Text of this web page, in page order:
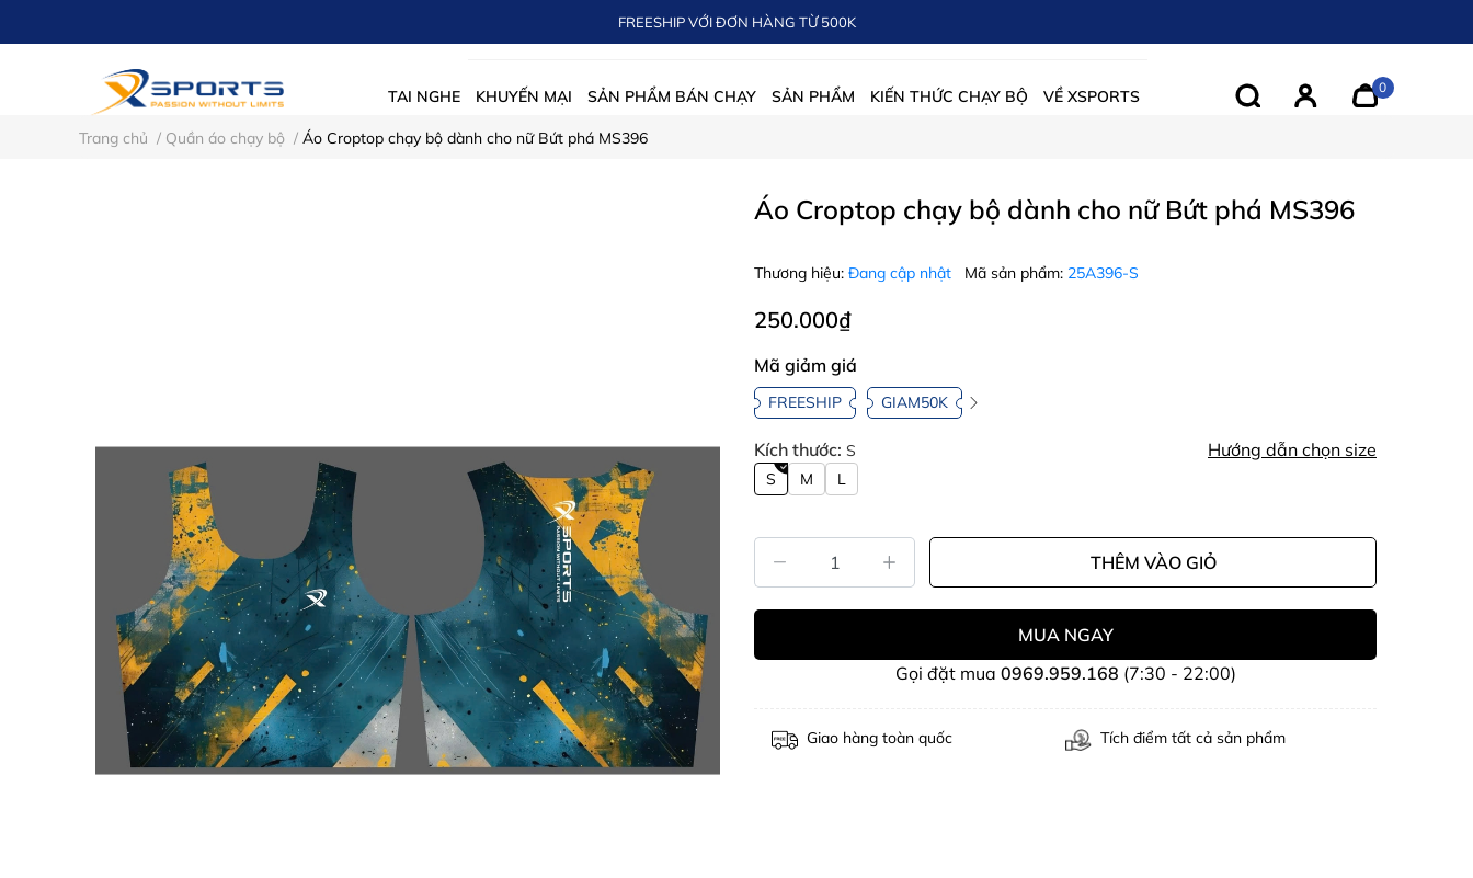
FREESHIP VỚI ĐƠN HÀNG TỪ 500K
TAI NGHE KHUYẾN MẠI SẢN PHẨM BÁN CHẠY SẢN PHẨM KIẾN THỨC CHẠY BỘ VỀ XSPORTS 0
Trang chủ / Quần áo chạy bộ / Áo Croptop chạy bộ dành cho nữ Bứt phá MS396
Áo Croptop chạy bộ dành cho nữ Bứt phá MS396
Thương hiệu: Đang cập nhật Mã sản phẩm: 25A396-S
250.000₫
Mã giảm giá
FREESHIP GIAM50K
Kích thước: S Hướng dẫn chọn size
S M L
THÊM VÀO GIỎ
MUA NGAY
Gọi đặt mua 0969.959.168 (7:30 - 22:00)
Giao hàng toàn quốc Tích điểm tất cả sản phẩm